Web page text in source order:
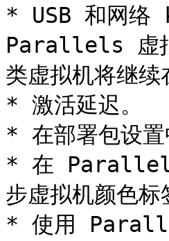
* USB 和网络
Parallels 虚
类虚拟机将继
* 激活延迟。
* 在部署包设置
* 在 Parallels
步虚拟机颜色标
* 使用